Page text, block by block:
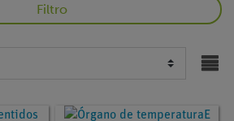
Filtro